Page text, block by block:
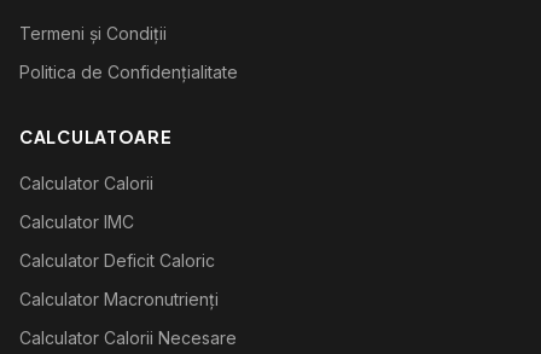
Termeni și Condiții
Politica de Confidențialitate
CALCULATOARE
Calculator Calorii
Calculator IMC
Calculator Deficit Caloric
Calculator Macronutrienți
Calculator Calorii Necesare